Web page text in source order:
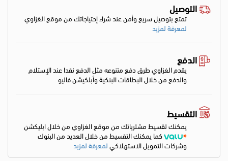
التوصيل
تمتع بتوصيل سريع وأمن عند شراء إحتياجاتك من موقع الغزاوي
لمعرفة لمزيد
الدفع
يقدم الغزاوي طرق دفع متنوعه مثل الدفع نقدا عند الإستلام
والدفع من خلال البطاقات البنكية وأبلكيشن فاليو
التقسيط
يمكنك تقسيط مشترياتك من موقع الغزاوي من خلال ابليكشن
كما يمكنك التقسيط من خلال العديد من البنوك
وشركات التمويل الاستهلاكيلمعرفة لمزيد